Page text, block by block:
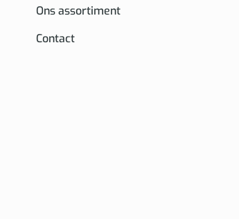
Ons assortiment
Contact